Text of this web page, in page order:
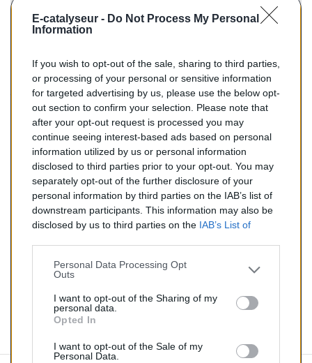
E-catalyseur - Do Not Process My Personal
Information
If you wish to opt-out of the sale, sharing to third parties,
or processing of your personal or sensitive information
for targeted advertising by us, please use the below opt-
out section to confirm your selection. Please note that
after your opt-out request is processed you may
continue seeing interest-based ads based on personal
information utilized by us or personal information
disclosed to third parties prior to your opt-out. You may
separately opt-out of the further disclosure of your
personal information by third parties on the IAB’s list of
downstream participants. This information may also be
disclosed by us to third parties on the IAB’s List of
Personal Data Processing Opt
Outs
I want to opt-out of the Sharing of my
personal data.
Opted In
I want to opt-out of the Sale of my
Personal Data.
BM :BM90716H
448,00 €
Catalyseur pour BMW 520i 2.0 (Essence) de 10/1998 à
08/2000
Quantité
AJOUTER AU PANIER
Commentaires (0)